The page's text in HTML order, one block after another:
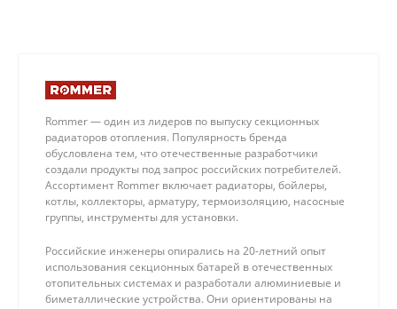
Rommer — один из лидеров по выпуску секционных
радиаторов отопления. Популярность бренда
обусловлена тем, что отечественные разработчики
создали продукты под запрос российских потребителей.
Ассортимент Rommer включает радиаторы, бойлеры,
котлы, коллекторы, арматуру, термоизоляцию, насосные
группы, инструменты для установки.
Российские инженеры опирались на 20-летний опыт
использования секционных батарей в отечественных
отопительных системах и разработали алюминиевые и
биметаллические устройства. Они ориентированы на